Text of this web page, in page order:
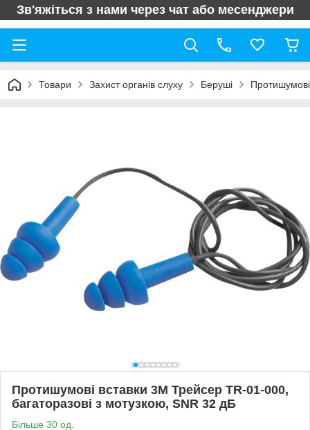
Зв'яжіться з нами через чат або месенджери
Товари Захист органів слуху Беруші
Протишумові вставки 3М Трейсер TR-01-000,
багаторазові з мотузкою, SNR 32 дБ
Більше 30 од.